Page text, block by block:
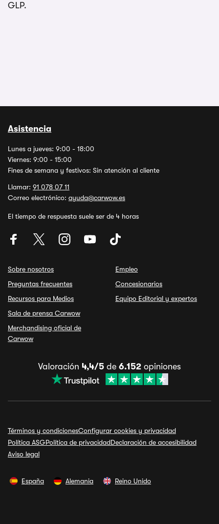
GLP.
Asistencia
Lunes a jueves: 9:00 - 18:00
Viernes: 9:00 - 15:00
Fines de semana y festivos: Sin atención al cliente
Llamar: 91 078 07 11
Correo electrónico: ayuda@carwow.es
El tiempo de respuesta suele ser de 4 horas
Sobre nosotros
Preguntas frecuentes
Recursos para Medios
Sala de prensa Carwow
Merchandising oficial de
Carwow
Empleo
Concesionarios
Equipo Editorial y expertos
Valoración 4,4/5 de 6.152 opiniones
Términos y condicionesConfigurar cookies y privacidad
Política ASGPolítica de privacidadDeclaración de accesibilidad
Aviso legal
España Alemania Reino Unido